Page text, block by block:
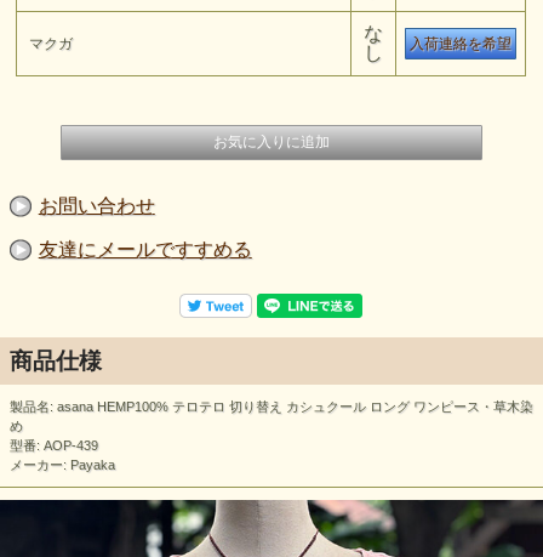
マクガ
な
し
入荷連絡を希望
お問い合わせ
友達にメールですすめる
商品仕様
製品名: asana HEMP100% テロテロ 切り替え カシュクール ロング ワンピース・草木染
め
型番: AOP-439
メーカー: Payaka